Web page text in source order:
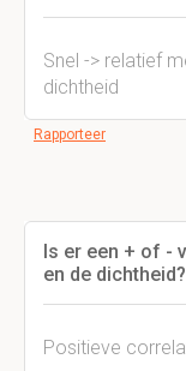
Snel -> relatief
dichtheid
Rapporteer
Is er een + of -
en de dichtheid?
Positieve